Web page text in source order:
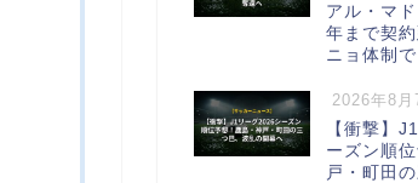
アル・マ
年まで契
ニョ体制
2026年8月
【衝撃】
ーズン順
戸・町田